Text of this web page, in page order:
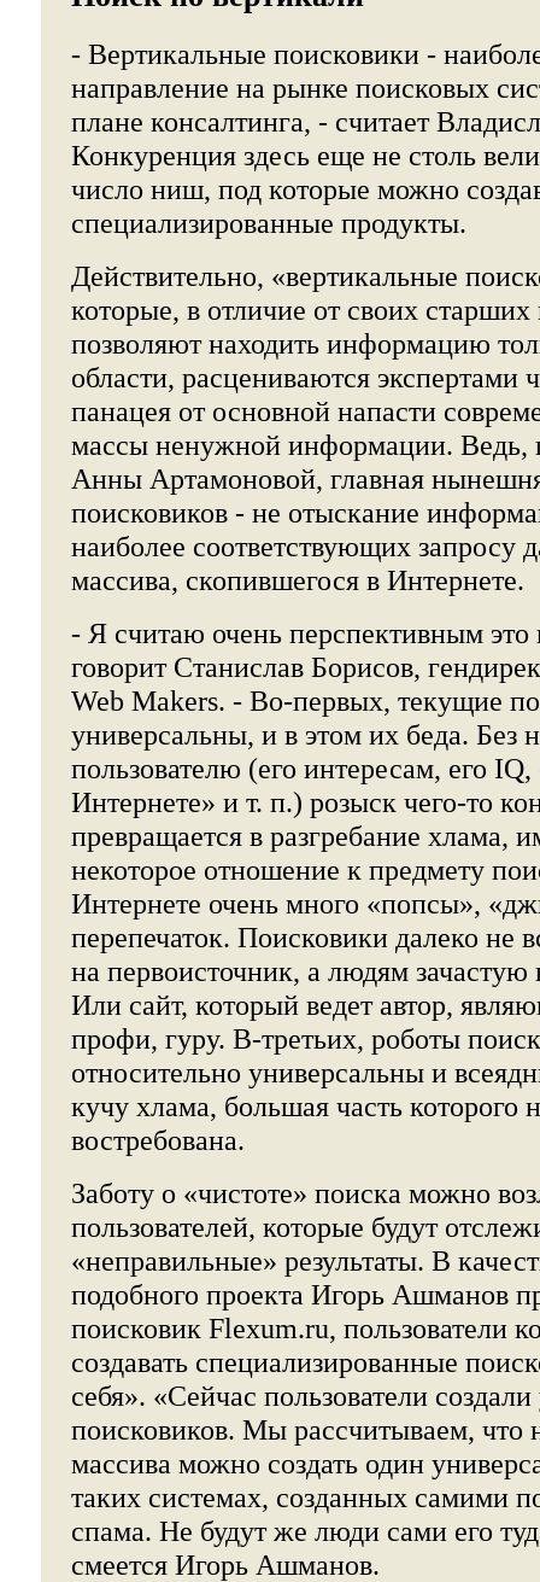
- Вертикальные поисковики -
направление на рынке поисковых
плане консалтинга, - считает
Конкуренция здесь еще не столь
число ниш, под которые можно
специализированные продукты.
Действительно, «вертикальные
которые, в отличие от своих старших
позволяют находить информацию
области, расцениваются экспертами
панацея от основной напасти
массы ненужной информации. Ведь,
Анны Артамоновой, главная
поисковиков - не отыскание
наиболее соответствующих запросу
массива, скопившегося в Интернете.
- Я считаю очень перспективным это
говорит Станислав Борисов,
Web Makers. - Во-первых, текущие
универсальны, и в этом их беда. Без
пользователю (его интересам, его IQ,
Интернете» и т. п.) розыск чего-то
превращается в разгребание хлама,
некоторое отношение к предмету
Интернете очень много «попсы»,
перепечаток. Поисковики далеко не
на первоисточник, а людям
Или сайт, который ведет автор,
профи, гуру. В-третьих, роботы
относительно универсальны и
кучу хлама, большая часть которого
востребована.
Заботу о «чистоте» поиска можно
пользователей, которые будут
«неправильные» результаты. В
подобного проекта Игорь Ашманов
поисковик Flexum.ru, пользователи
создавать специализированные
себя». «Сейчас пользователи
поисковиков. Мы рассчитываем, что
массива можно создать один
таких системах, созданных самими
спама. Не будут же люди сами его
смеется Игорь Ашманов.